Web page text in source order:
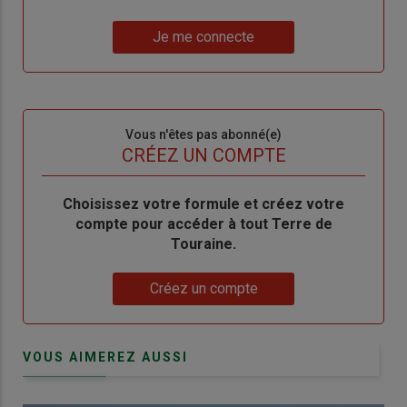
de
me
Je me connecte
Vous n'êtes pas abonné(e)
CRÉEZ UN COMPTE
BodyChoisissez votre formule et créez votre
compte pour accéder à tout Terre de
Touraine.
Créez un compte
VOUS AIMEREZ AUSSI